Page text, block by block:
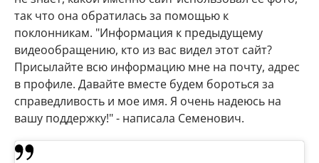
так что она обратилась за помощью к
поклонникам. "Информация к предыдущему
видеообращению, кто из вас видел этот сайт?
Присылайте всю информацию мне на почту, адрес
в профиле. Давайте вместе будем бороться за
справедливость и мое имя. Я очень надеюсь на
вашу поддержку!" - написала Семенович.